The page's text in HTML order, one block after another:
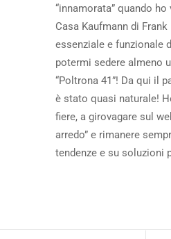
“innamorata” quando
Casa Kaufmann di
essenziale e funzionale
potermi sedere almeno
“Poltrona 41”! Da qui il
è stato quasi naturale!
fiere, a girovagare sul
arredo” e rimanere
tendenze e su soluzioni